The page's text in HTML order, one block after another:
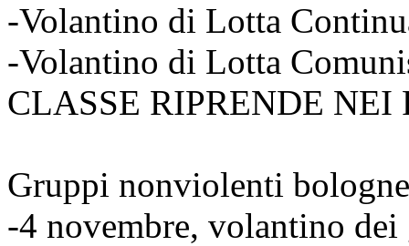
-Volantino di Lotta
-Volantino di Lotta
CLASSE RIPRENDE
Gruppi nonviolenti
-4 novembre, volantino